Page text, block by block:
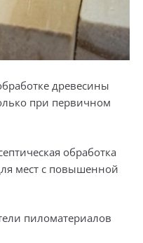
древесины
при первичном
обработка
мест с повышенной
пиломатериалов